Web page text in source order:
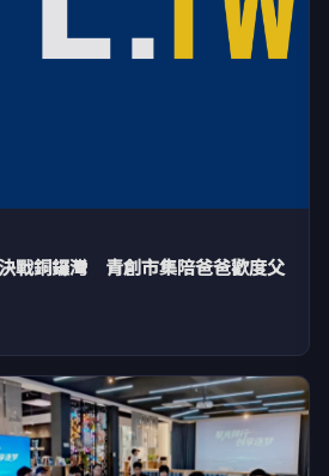
戰銅鑼灣 青創市集陪爸爸歡度父